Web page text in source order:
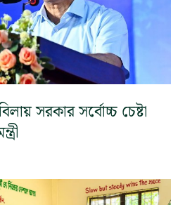
সরকার সর্বোচ্চ চেষ্টা